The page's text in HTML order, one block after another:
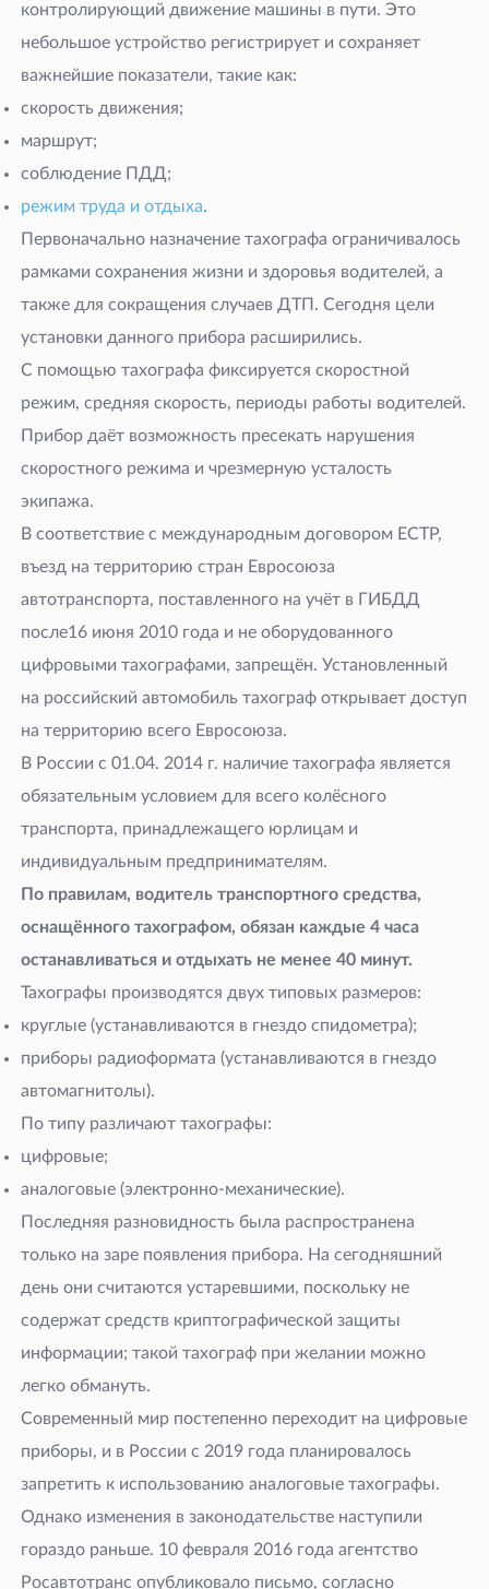
контролирующий движение машины в пути. Это
небольшое устройство регистрирует и сохраняет
важнейшие показатели, такие как:
скорость движения;
маршрут;
соблюдение ПДД;
режим труда и отдыха.
Первоначально назначение тахографа ограничивалось
рамками сохранения жизни и здоровья водителей, а
также для сокращения случаев ДТП. Сегодня цели
установки данного прибора расширились.
С помощью тахографа фиксируется скоростной
режим, средняя скорость, периоды работы водителей.
Прибор даёт возможность пресекать нарушения
скоростного режима и чрезмерную усталость
экипажа.
В соответствие с международным договором ECTP,
въезд на территорию стран Евросоюза
автотранспорта, поставленного на учёт в ГИБДД
после16 июня 2010 года и не оборудованного
цифровыми тахографами, запрещён. Установленный
на российский автомобиль тахограф открывает доступ
на территорию всего Евросоюза.
В России с 01.04. 2014 г. наличие тахографа является
обязательным условием для всего колёсного
транспорта, принадлежащего юрлицам и
индивидуальным предпринимателям.
По правилам, водитель транспортного средства,
оснащённого тахографом, обязан каждые 4 часа
останавливаться и отдыхать не менее 40 минут.
Тахографы производятся двух типовых размеров:
круглые (устанавливаются в гнездо спидометра);
приборы радиоформата (устанавливаются в гнездо
автомагнитолы).
По типу различают тахографы:
цифровые;
аналоговые (электронно-механические).
Последняя разновидность была распространена
только на заре появления прибора. На сегодняшний
день они считаются устаревшими, поскольку не
содержат средств криптографической защиты
информации; такой тахограф при желании можно
легко обмануть.
Современный мир постепенно переходит на цифровые
приборы, и в России с 2019 года планировалось
запретить к использованию аналоговые тахографы.
Однако изменения в законодательстве наступили
гораздо раньше. 10 февраля 2016 года агентство
Росавтотранс опубликовало письмо, согласно